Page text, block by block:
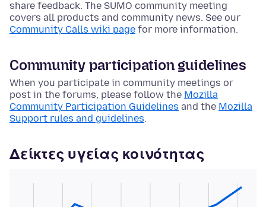
share feedback. The SUMO community meeting
covers all products and community news. See our
Community Calls wiki page for more information.
Community participation guidelines
When you participate in community meetings or
post in the forums, please follow the Mozilla
Community Participation Guidelines and the Mozilla
Support rules and guidelines.
Δείκτες υγείας κοινότητας